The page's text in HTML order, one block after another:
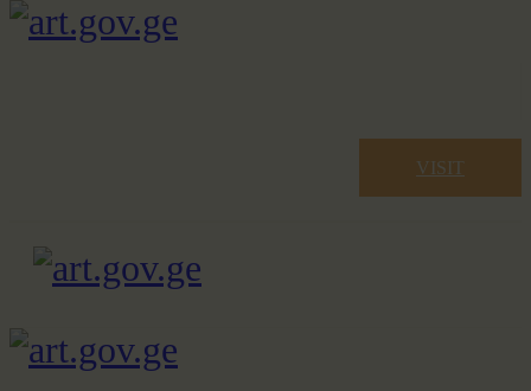
VISIT